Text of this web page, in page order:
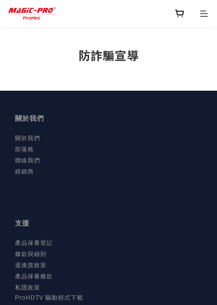
防詐騙宣導
關於我們
關於我們
部落格
聯絡我們
經銷商
支援
產品保養登記
條款與細則
退換貨政策
產品保養條款
私隱政策
ProHDTV 驅動程式下載